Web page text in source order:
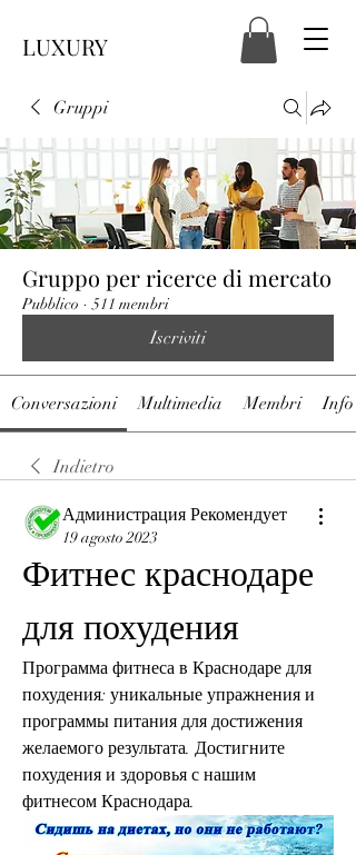
LUXURY
Gruppi
Gruppo per ricerce di mercato
Pubblico · 511 membri
Iscriviti
Conversazioni Multimedia Membri Info
Indietro
Администрация Рекомендует
19 agosto 2023
Фитнес краснодаре
для похудения
Программа фитнеса в Краснодаре для
похудения: уникальные упражнения и
программы питания для достижения
желаемого результата. Достигните
похудения и здоровья с нашим
фитнесом Краснодара.